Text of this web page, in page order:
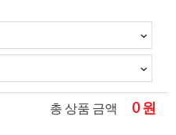
총 상품 금액 0원